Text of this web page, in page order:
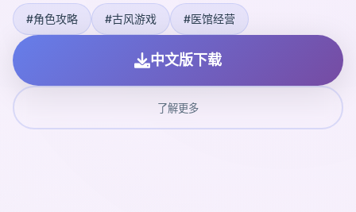
#角色攻略 #古风游戏 #医馆经营
中文版下载
了解更多